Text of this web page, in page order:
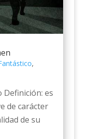
,
es
de carácter
de su